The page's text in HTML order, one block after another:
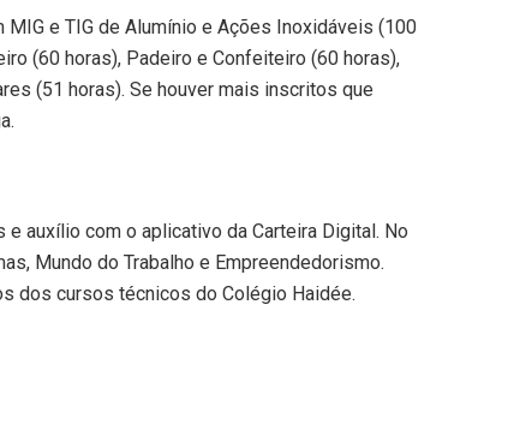
e TIG de Alumínio e Ações Inoxidáveis (100
(60 horas), Padeiro e Confeiteiro (60 horas),
(51 horas). Se houver mais inscritos que
e auxílio com o aplicativo da Carteira Digital. No
Mundo do Trabalho e Empreendedorismo.
dos cursos técnicos do Colégio Haidée.